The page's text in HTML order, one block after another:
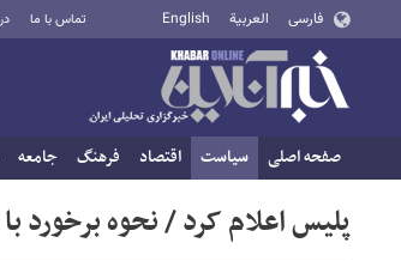
فارسی العربية English تماس با ما
صفحه اصلی سیاست اقتصاد فرهنگ جامعه
پلیس اعلام کرد / نحوه برخورد